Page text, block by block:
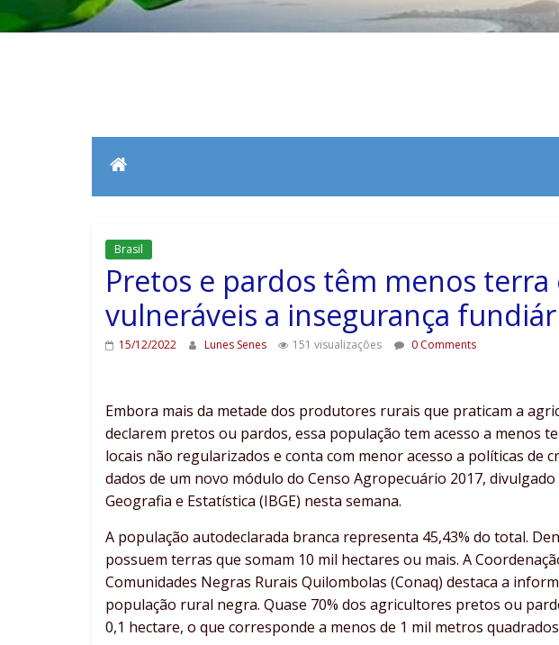
Brasil
Pretos e pardos têm menos terra
vulneráveis a insegurança
15/12/2022 Lunes Senes 151 visualizações 0 Comments
Embora mais da metade dos produtores rurais que praticam a
declarem pretos ou pardos, essa população tem acesso a menos
locais não regularizados e conta com menor acesso a políticas de
dados de um novo módulo do Censo Agropecuário 2017,
Geografia e Estatística (IBGE) nesta semana.
A população autodeclarada branca representa 45,43% do total.
possuem terras que somam 10 mil hectares ou mais. A
Comunidades Negras Rurais Quilombolas (Conaq) destaca a
população rural negra. Quase 70% dos agricultores pretos ou
0,1 hectare, o que corresponde a menos de 1 mil metros